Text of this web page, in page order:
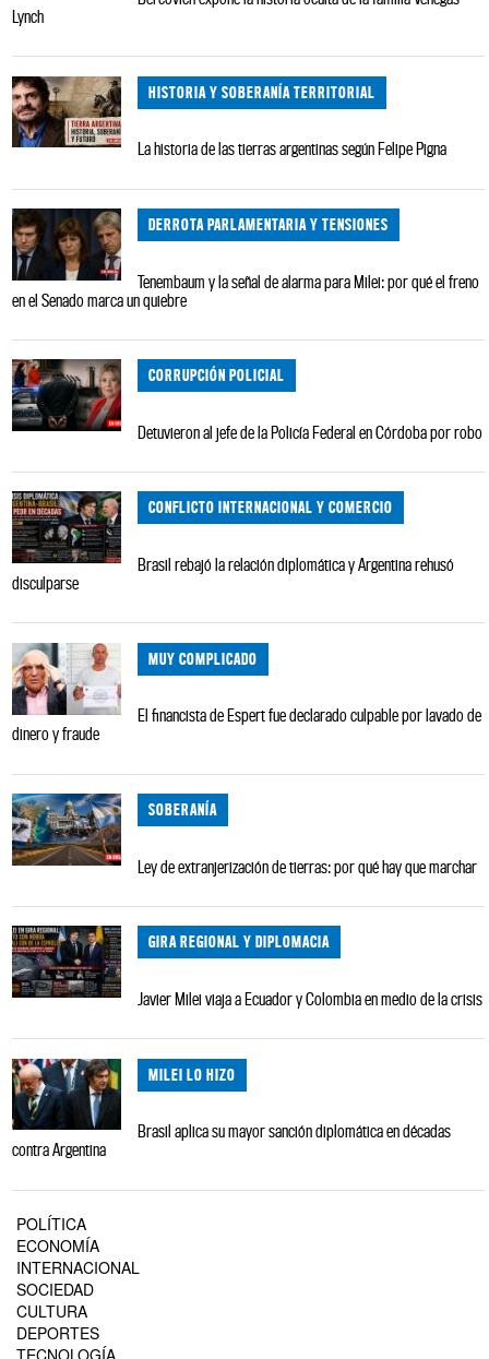
Lynch
HISTORIA Y SOBERANÍA TERRITORIAL
La historia de las tierras argentinas según Felipe Pigna
DERROTA PARLAMENTARIA Y TENSIONES
Tenembaum y la señal de alarma para Milei: por qué el freno
en el Senado marca un quiebre
CORRUPCIÓN POLICIAL
Detuvieron al jefe de la Policía Federal en Córdoba por robo
CONFLICTO INTERNACIONAL Y COMERCIO
Brasil rebajó la relación diplomática y Argentina rehusó
disculparse
MUY COMPLICADO
El financista de Espert fue declarado culpable por lavado de
dinero y fraude
SOBERANÍA
Ley de extranjerización de tierras: por qué hay que marchar
GIRA REGIONAL Y DIPLOMACIA
Javier Milei viaja a Ecuador y Colombia en medio de la crisis
MILEI LO HIZO
Brasil aplica su mayor sanción diplomática en décadas
contra Argentina
POLÍTICA
ECONOMÍA
INTERNACIONAL
SOCIEDAD
CULTURA
DEPORTES
TECNOLOGÍA